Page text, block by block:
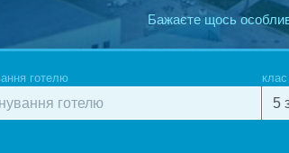
Бажаєте щось
готелю